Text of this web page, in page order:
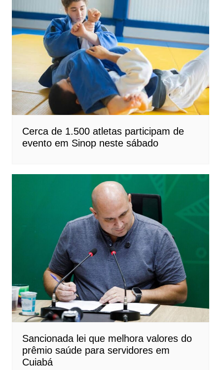
Cerca de 1.500 atletas participam de
evento em Sinop neste sábado
Sancionada lei que melhora valores do
prêmio saúde para servidores em
Cuiabá